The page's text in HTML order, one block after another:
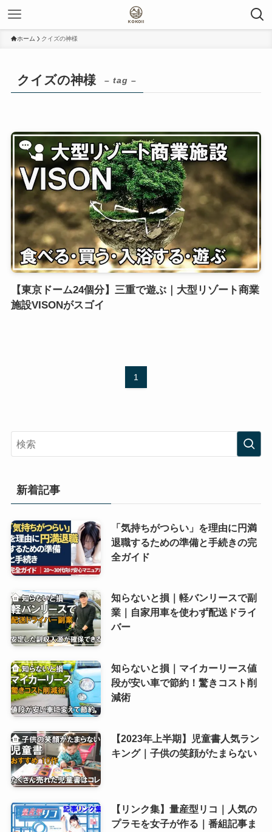
ホーム クイズの神様
クイズの神様 – tag –
【東京ドーム24個分】三重で遊ぶ｜大型リゾート商業
施設VISONがスゴイ
1
新着記事
「気持ちがつらい」を理由に円満
退職するための準備と手続きの完
全ガイド
知らないと損｜軽バンリースで副
業｜自家用車を使わず配送ドライ
バー
知らないと損｜マイカーリース値
段が安い車で節約！驚きコスト削
減術
【2023年上半期】児童書人気ラン
キング｜子供の笑顔がたまらない
【リンク集】量産型リコ｜人気の
プラモを女子が作る｜番組記事ま